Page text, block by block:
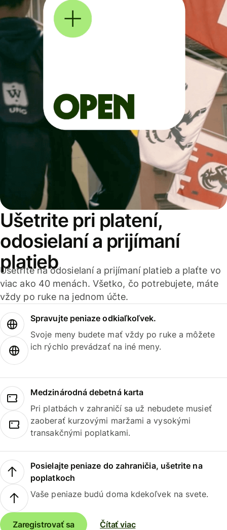
Ušetrite pri platení,
odosielaní a prijímaní
platieb
Ušetrite na odosielaní a prijímaní platieb a plaťte vo
viac ako 40 menách. Všetko, čo potrebujete, máte
vždy po ruke na jednom účte.
Spravujte peniaze odkiaľkoľvek.
Svoje meny budete mať vždy po ruke a môžete
ich rýchlo prevádzať na iné meny.
Medzinárodná debetná karta
Pri platbách v zahraničí sa už nebudete musieť
zaoberať kurzovými maržami a vysokými
transakčnými poplatkami.
Posielajte peniaze do zahraničia, ušetrite na
poplatkoch
Vaše peniaze budú doma kdekoľvek na svete.
Zaregistrovať sa Čítať viac